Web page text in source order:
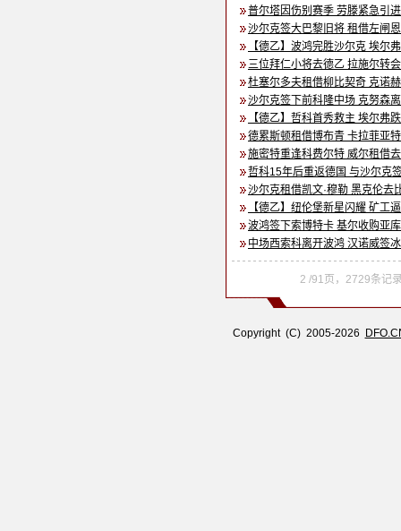
普尔塔因伤别赛季 劳滕紧急引
沙尔克签大巴黎旧将 租借左闸
【德乙】波鸿完胜沙尔克 埃尔
三位拜仁小将去德乙 拉施尔转
杜塞尔多夫租借柳比契奇 克诺
沙尔克签下前科隆中场 克努森
【德乙】哲科首秀救主 埃尔弗
德累斯顿租借博布青 卡拉菲亚
施密特重逢科费尔特 威尔租借
哲科15年后重返德国 与沙尔克
沙尔克租借凯文·穆勒 黑克伦去
【德乙】纽伦堡新星闪耀 矿工
波鸿签下索博特卡 基尔收购亚
中场西索科离开波鸿 汉诺威签
2 /91页，2729条记
Copyright (C) 2005-2026